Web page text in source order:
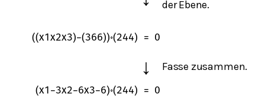
der Ebene.
((x1 x2x3)−(366))∘(244) = 0
↓ Fasse zusammen.
(x1 −3x2−6x3−6)∘(244) = 0